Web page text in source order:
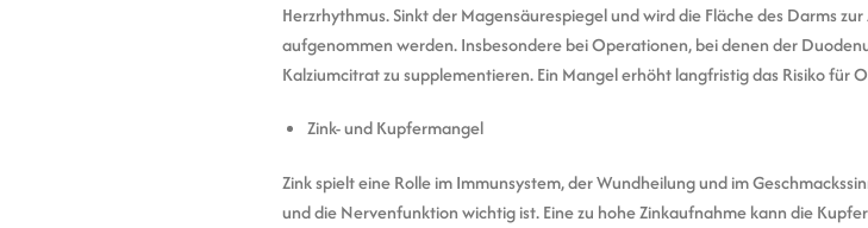
Herzrhythmus. Sinkt der Magensäurespiegel und wird die Fläche des Darms
aufgenommen werden. Insbesondere bei Operationen, bei denen der
Kalziumcitrat zu supplementieren. Ein Mangel erhöht langfristig das Risiko für
Zink- und Kupfermangel
Zink spielt eine Rolle im Immunsystem, der Wundheilung und im
und die Nervenfunktion wichtig ist. Eine zu hohe Zinkaufnahme kann die